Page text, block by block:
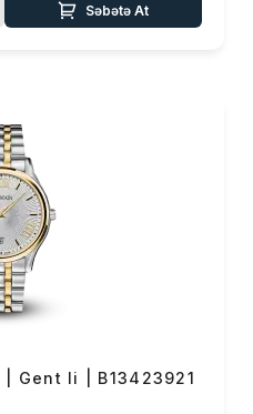
Səbətə At
Gent Ii | B13423921